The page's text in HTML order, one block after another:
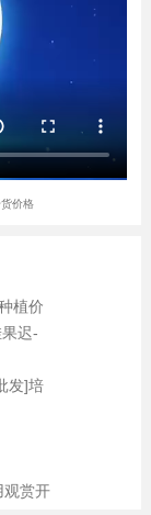
价格
植价
迟-
发]培
观赏开